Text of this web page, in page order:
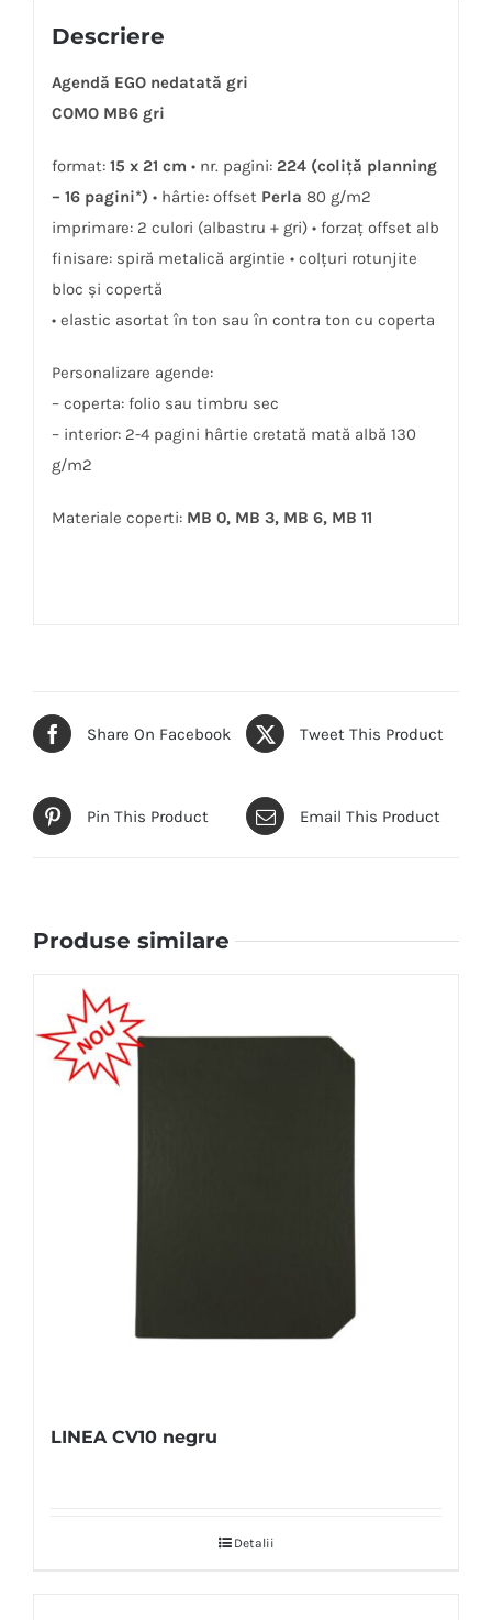
Descriere
Agendă EGO nedatată gri
COMO MB6 gri
format: 15 x 21 cm • nr. pagini: 224 (coliţă planning
– 16 pagini*) • hârtie: offset Perla 80 g/m2
imprimare: 2 culori (albastru + gri) • forzaţ offset alb
finisare: spiră metalică argintie • colţuri rotunjite
bloc și copertă
• elastic asortat în ton sau în contra ton cu coperta
Personalizare agende:
– coperta: folio sau timbru sec
– interior: 2-4 pagini hârtie cretată mată albă 130
g/m2
Materiale coperti: MB 0, MB 3, MB 6, MB 11
Share On Facebook Tweet This Product
Pin This Product Email This Product
Produse similare
LINEA CV10 negru
Detalii